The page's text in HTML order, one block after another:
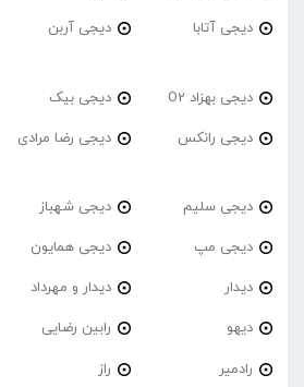
دیجی آتابا دیجی آربن
دیجی بهزاد O2 دیجی بیک
دیجی رانکس دیجی رضا مرادی
دیجی سلیم دیجی شهباز
دیجی مپ دیجی همایون
دیدار دیدار و مهرداد
دیهو رابین رضایی
رادمیر راز